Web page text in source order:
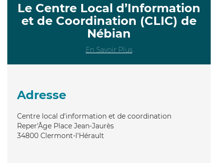
Le Centre Local d’Information
et de Coordination (CLIC) de
Nébian
En Savoir Plus
Adresse
Centre local d'information et de coordination
Reper'Âge Place Jean-Jaurès
34800 Clermont-l'Hérault